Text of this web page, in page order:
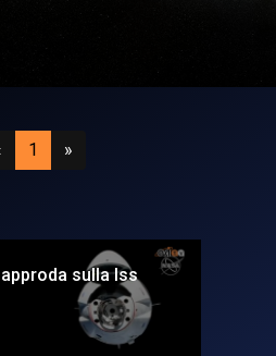
Precedente
1 (attuale)
»Successivo
sulla Iss